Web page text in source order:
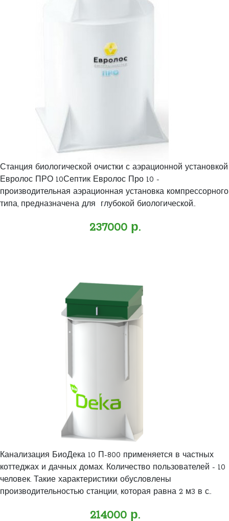
Станция биологической очистки с аэрационной установкой
Евролос ПРО 10Септик Евролос Про 10 -
производительная аэрационная установка компрессорного
типа, предназначена для глубокой биологической..
237000 р.
Канализация БиоДека 10 П-800 применяется в частных
коттеджах и дачных домах. Количество пользователей - 10
человек. Такие характеристики обусловлены
производительностью станции, которая равна 2 м3 в с..
214000 р.